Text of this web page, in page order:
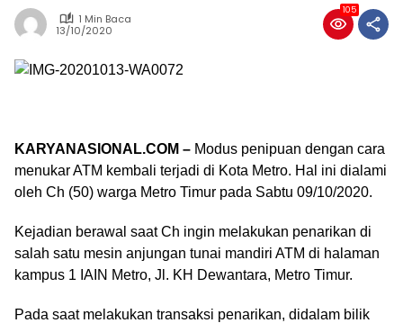
1 Min Baca
13/10/2020
105
KARYANASIONAL.COM – Modus penipuan dengan cara
menukar ATM kembali terjadi di Kota Metro. Hal ini dialami
oleh Ch (50) warga Metro Timur pada Sabtu 09/10/2020.
Kejadian berawal saat Ch ingin melakukan penarikan di
salah satu mesin anjungan tunai mandiri ATM di halaman
kampus 1 IAIN Metro, Jl. KH Dewantara, Metro Timur.
Pada saat melakukan transaksi penarikan, didalam bilik